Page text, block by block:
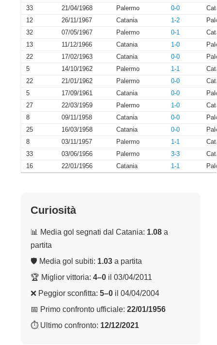
33
21/04/1968 Palermo 0-0
12
26/11/1967 Catania 1-2
32
07/05/1967 Palermo 0-1
13
11/12/1966 Catania 1-0
22
17/02/1963 Catania 0-0
5
14/10/1962 Palermo 1-1
22
21/01/1962 Palermo 0-0
5
17/09/1961 Catania 0-0
27
22/03/1959 Palermo 1-0
8
09/11/1958 Catania 0-0
25
16/03/1958 Catania 0-0
8
03/11/1957 Palermo 1-1
33
03/06/1956 Palermo 3-3
16
22/01/1956 Catania 1-1
Curiosità
📊 Media gol segnati dal Catania: 1.08 a
partita
🛡 Media gol subiti: 1.03 a partita
🏆 Miglior vittoria: 4–0 il 03/04/2011
❌ Peggior sconfitta: 5–0 il 04/04/2004
📅 Primo confronto ufficiale: 22/01/1956
⏱ Ultimo confronto: 12/12/2021